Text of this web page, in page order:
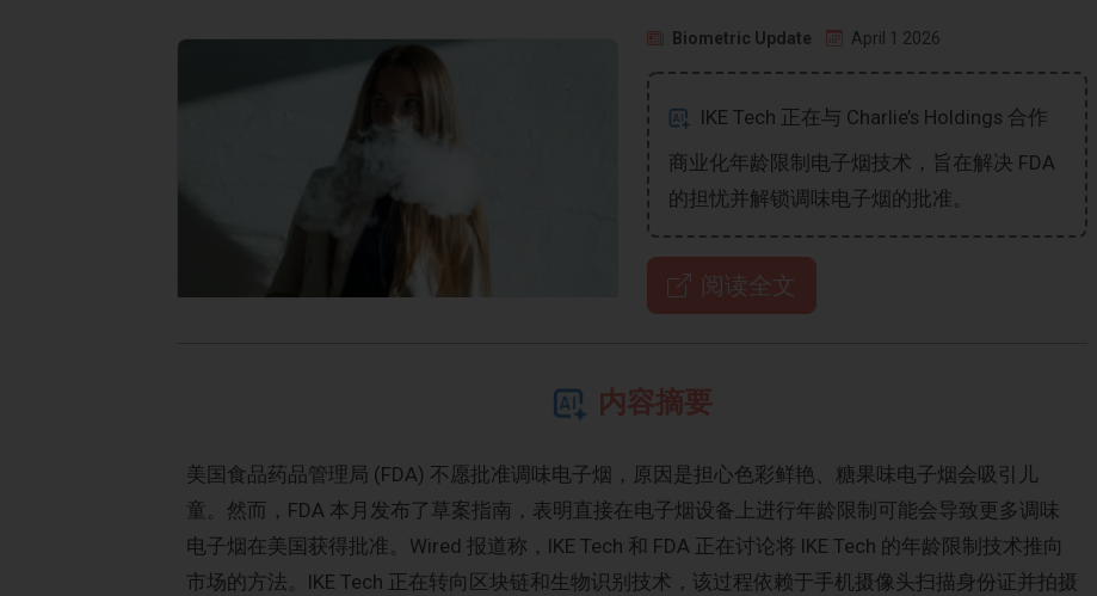
Biometric Update April 1 2026
IKE Tech 正在与 Charlie’s Holdings 合作
商业化年龄限制电子烟技术，旨在解决 FDA
的担忧并解锁调味电子烟的批准。
阅读全文
内容摘要
美国食品药品管理局 (FDA) 不愿批准调味电子烟，原因是担心色彩鲜艳、糖果味电子烟会吸引儿
童。然而，FDA 本月发布了草案指南，表明直接在电子烟设备上进行年龄限制可能会导致更多调味
电子烟在美国获得批准。Wired 报道称，IKE Tech 和 FDA 正在讨论将 IKE Tech 的年龄限制技术推向
市场的方法。IKE Tech 正在转向区块链和生物识别技术，该过程依赖于手机摄像头扫描身份证并拍摄